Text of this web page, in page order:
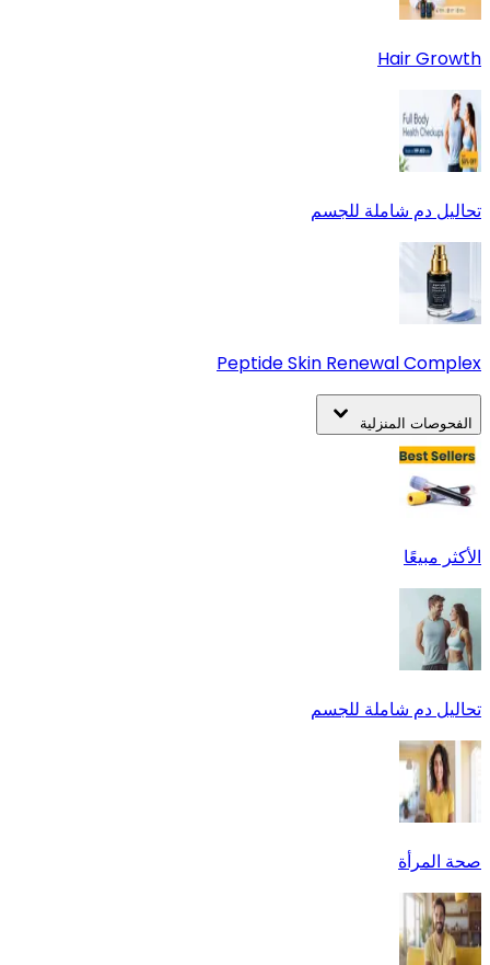
Hair Growth
تحاليل دم شاملة للجسم
Peptide Skin Renewal Complex
الفحوصات المنزلية
الأكثر مبيعًا
تحاليل دم شاملة للجسم
صحة المرأة